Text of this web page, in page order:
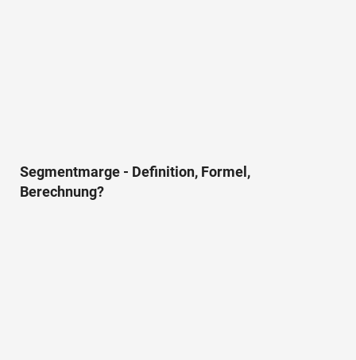
Segmentmarge - Definition, Formel,
Berechnung?